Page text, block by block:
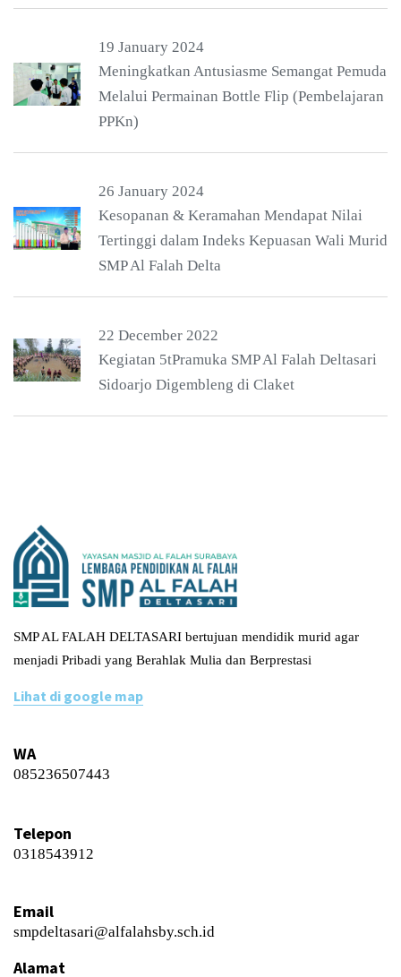
19 January 2024
Meningkatkan Antusiasme Semangat Pemuda
Melalui Permainan Bottle Flip (Pembelajaran
PPKn)
26 January 2024
Kesopanan & Keramahan Mendapat Nilai
Tertinggi dalam Indeks Kepuasan Wali Murid
SMP Al Falah Delta
22 December 2022
Kegiatan 5tPramuka SMP Al Falah Deltasari
Sidoarjo Digembleng di Claket
SMP AL FALAH DELTASARI bertujuan mendidik murid agar
menjadi Pribadi yang Berahlak Mulia dan Berprestasi
Lihat di google map
WA
085236507443
Telepon
0318543912
Email
smpdeltasari@alfalahsby.sch.id
Alamat